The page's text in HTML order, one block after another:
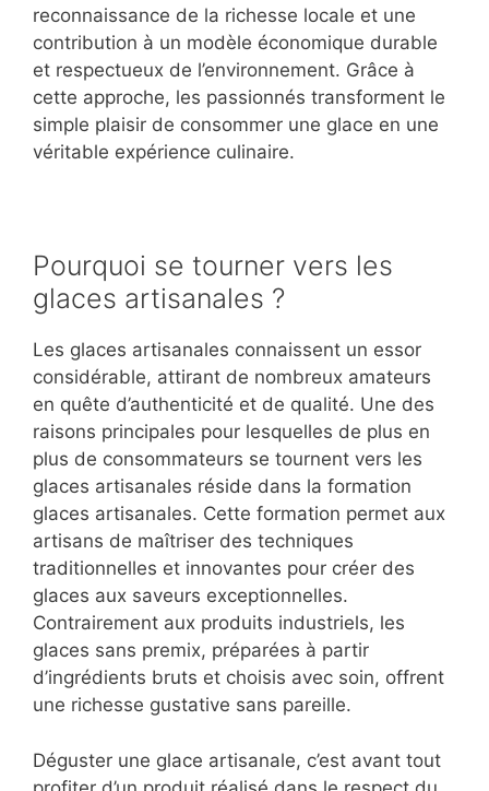
reconnaissance de la richesse locale et une
contribution à un modèle économique durable
et respectueux de l’environnement. Grâce à
cette approche, les passionnés transforment le
simple plaisir de consommer une glace en une
véritable expérience culinaire.
Pourquoi se tourner vers les
glaces artisanales ?
Les glaces artisanales connaissent un essor
considérable, attirant de nombreux amateurs
en quête d’authenticité et de qualité. Une des
raisons principales pour lesquelles de plus en
plus de consommateurs se tournent vers les
glaces artisanales réside dans la formation
glaces artisanales. Cette formation permet aux
artisans de maîtriser des techniques
traditionnelles et innovantes pour créer des
glaces aux saveurs exceptionnelles.
Contrairement aux produits industriels, les
glaces sans premix, préparées à partir
d’ingrédients bruts et choisis avec soin, offrent
une richesse gustative sans pareille.
Déguster une glace artisanale, c’est avant tout